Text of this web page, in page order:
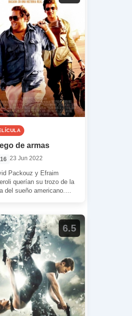
de armas
23 Jun 2022
Packouz y Efraim
querían su trozo de la
del sueño americano.
6.5